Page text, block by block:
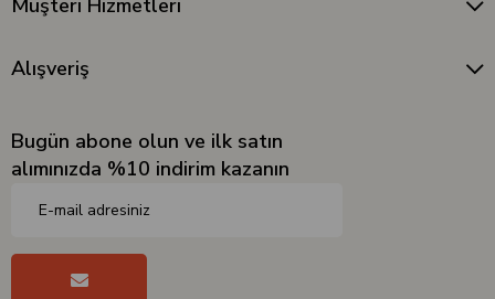
Alışveriş
Bugün abone olun ve ilk satın
alımınızda %10 indirim kazanın